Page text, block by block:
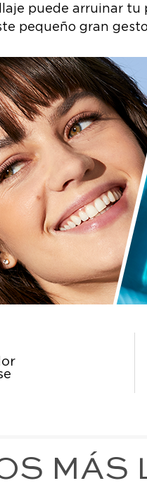
puede arruinar tu
pequeño gran
MÁS